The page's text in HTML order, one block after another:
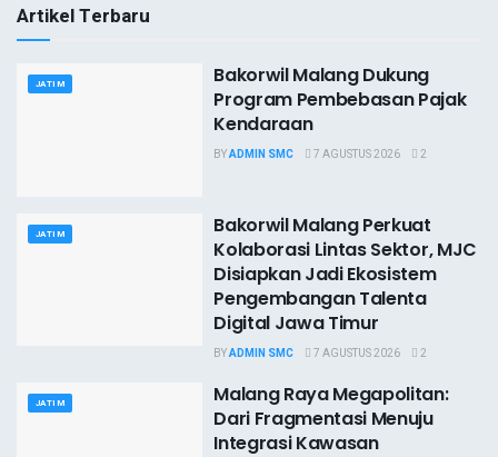
Artikel Terbaru
JATIM
Bakorwil Malang Dukung
Program Pembebasan Pajak
Kendaraan
BYADMIN SMC 7 AGUSTUS 2026 2
JATIM
Bakorwil Malang Perkuat
Kolaborasi Lintas Sektor, MJC
Disiapkan Jadi Ekosistem
Pengembangan Talenta
Digital Jawa Timur
BYADMIN SMC 7 AGUSTUS 2026 2
JATIM
Malang Raya Megapolitan:
Dari Fragmentasi Menuju
Integrasi Kawasan